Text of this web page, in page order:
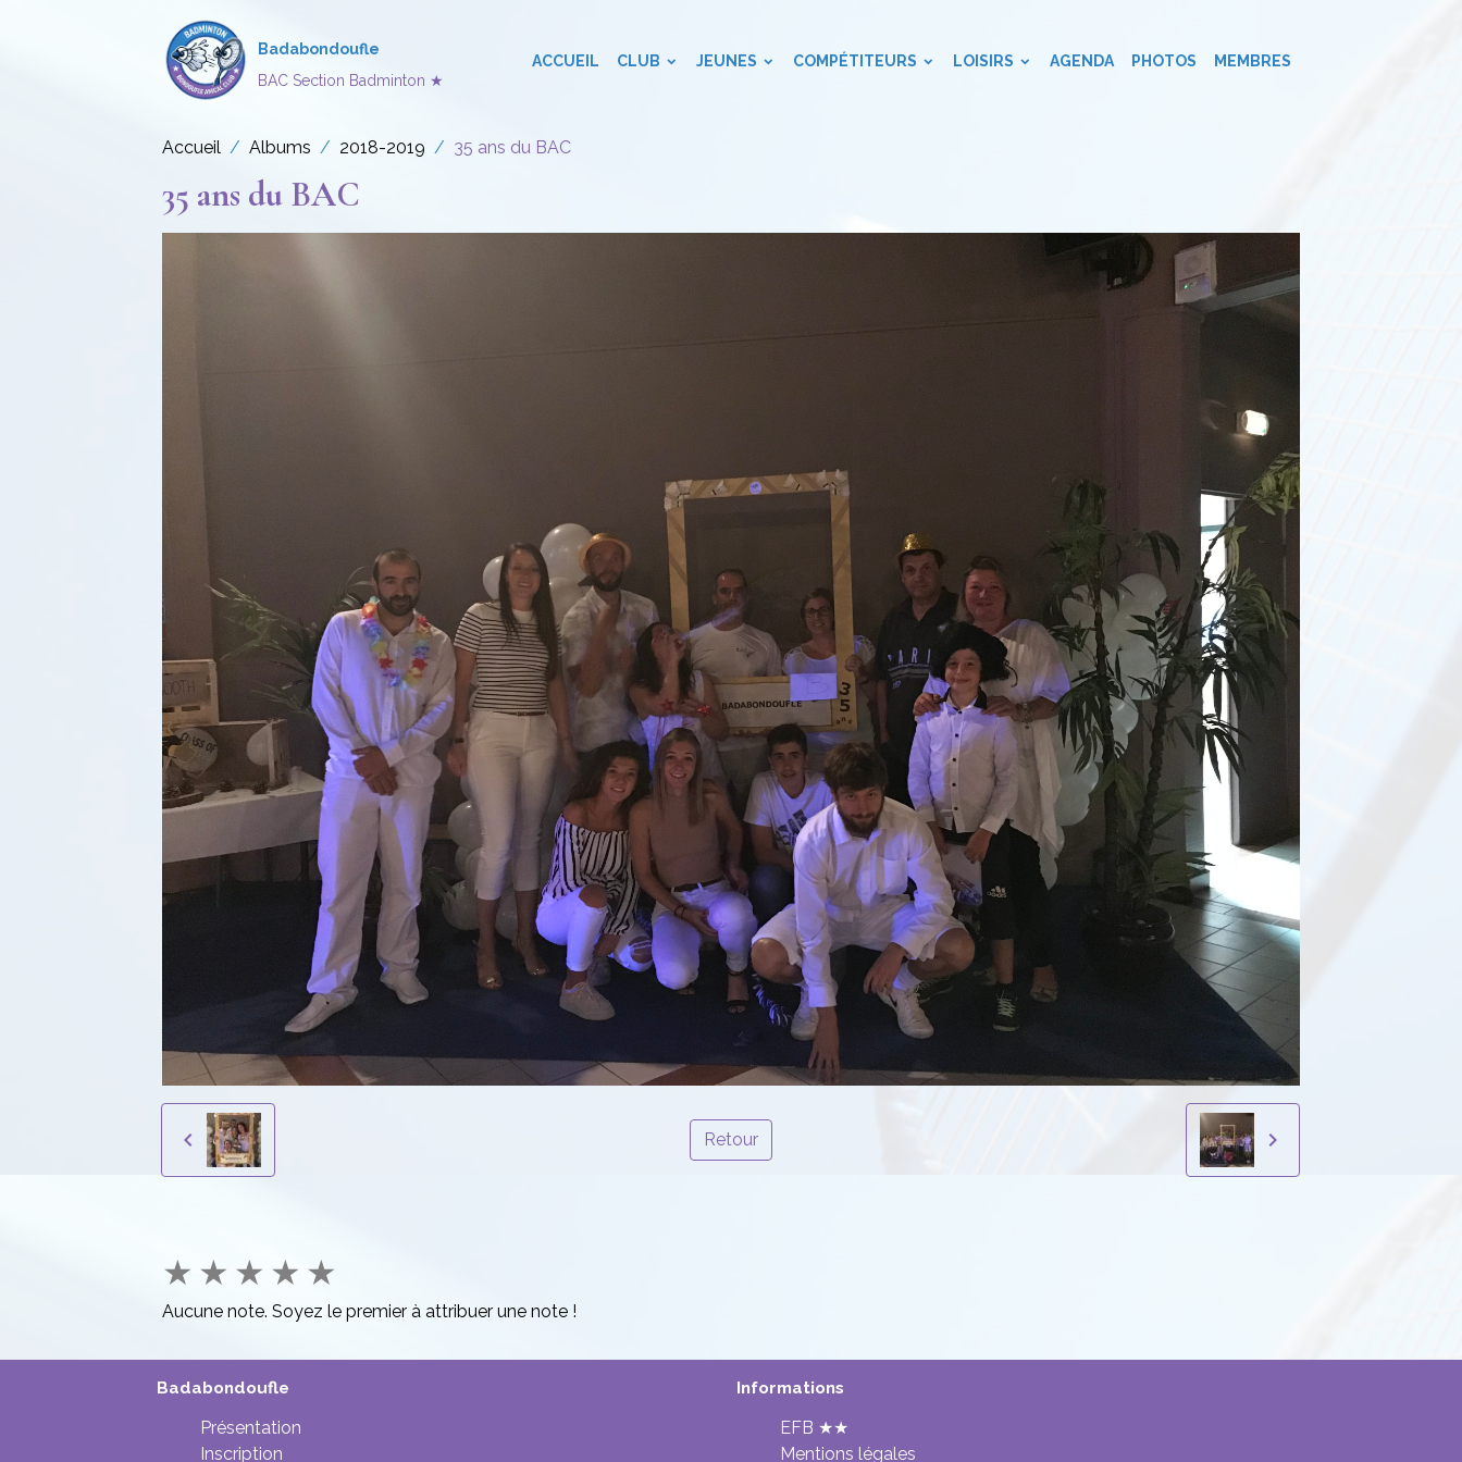
Badabondoufle
BAC Section Badminton ★
ACCUEIL CLUB JEUNES COMPÉTITEURS LOISIRS AGENDA PHOTOS MEMBRES
Accueil Albums 2018-2019 35 ans du BAC
35 ans du BAC
Retour
★ ★ ★ ★ ★
Aucune note. Soyez le premier à attribuer une note !
Badabondoufle
Présentation
Inscription
Informations
EFB ★★
Mentions légales